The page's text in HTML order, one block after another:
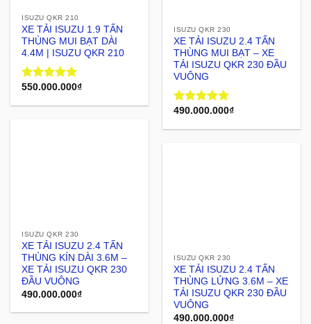
ISUZU QKR 210
XE TẢI ISUZU 1.9 TẤN
THÙNG MUI BẠT DÀI
4.4M | ISUZU QKR 210
Rated5.00
550.000.000₫
ISUZU QKR 230
XE TẢI ISUZU 2.4 TẤN
THÙNG MUI BẠT – XE
TẢI ISUZU QKR 230 ĐẦU
VUÔNG
Rated5.00
490.000.000₫
ISUZU QKR 230
XE TẢI ISUZU 2.4 TẤN
THÙNG KÍN DÀI 3.6M –
XE TẢI ISUZU QKR 230
ĐẦU VUÔNG
490.000.000₫
ISUZU QKR 230
XE TẢI ISUZU 2.4 TẤN
THÙNG LỬNG 3.6M – XE
TẢI ISUZU QKR 230 ĐẦU
VUÔNG
490.000.000₫